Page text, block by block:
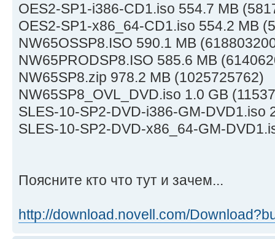
OES2-SP1-i386-CD1.iso 554.7 MB
OES2-SP1-x86_64-CD1.iso 554.2 MB
NW65OSSP8.ISO 590.1 MB
NW65PRODSP8.ISO 585.6 MB
NW65SP8.zip 978.2 MB (1025725762)
NW65SP8_OVL_DVD.iso 1.0 GB
SLES-10-SP2-DVD-i386-GM-DVD1.iso
SLES-10-SP2-DVD-x86_64-GM-
Поясните кто что тут и зачем...
http://download.novell.com/